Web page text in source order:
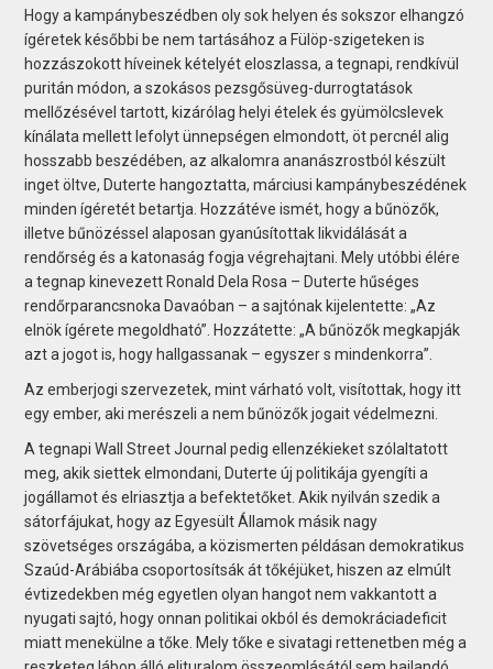
Hogy a kampánybeszédben oly sok helyen és sokszor elhangzó
ígéretek későbbi be nem tartásához a Fülöp-szigeteken is
hozzászokott híveinek kételyét eloszlassa, a tegnapi, rendkívül
puritán módon, a szokásos pezsgősüveg-durrogtatások
mellőzésével tartott, kizárólag helyi ételek és gyümölcslevek
kínálata mellett lefolyt ünnepségen elmondott, öt percnél alig
hosszabb beszédében, az alkalomra ananászrostból készült
inget öltve, Duterte hangoztatta, márciusi kampánybeszédének
minden ígéretét betartja. Hozzátéve ismét, hogy a bűnözők,
illetve bűnözéssel alaposan gyanúsítottak likvidálását a
rendőrség és a katonaság fogja végrehajtani. Mely utóbbi élére
a tegnap kinevezett Ronald Dela Rosa – Duterte hűséges
rendőrparancsnoka Davaóban – a sajtónak kijelentette: „Az
elnök ígérete megoldható”. Hozzátette: „A bűnözők megkapják
azt a jogot is, hogy hallgassanak – egyszer s mindenkorra”.
Az emberjogi szervezetek, mint várható volt, visítottak, hogy itt
egy ember, aki merészeli a nem bűnözők jogait védelmezni.
A tegnapi Wall Street Journal pedig ellenzékieket szólaltatott
meg, akik siettek elmondani, Duterte új politikája gyengíti a
jogállamot és elriasztja a befektetőket. Akik nyilván szedik a
sátorfájukat, hogy az Egyesült Államok másik nagy
szövetséges országába, a közismerten példásan demokratikus
Szaúd-Arábiába csoportosítsák át tőkéjüket, hiszen az elmúlt
évtizedekben még egyetlen olyan hangot nem vakkantott a
nyugati sajtó, hogy onnan politikai okból és demokráciadeficit
miatt menekülne a tőke. Mely tőke e sivatagi rettenetben még a